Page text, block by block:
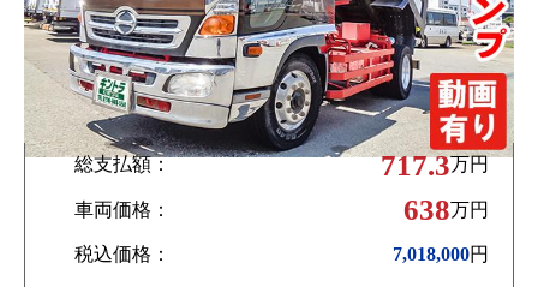
総支払額： 717.3万円
車両価格： 638万円
税込価格： 7,018,000円